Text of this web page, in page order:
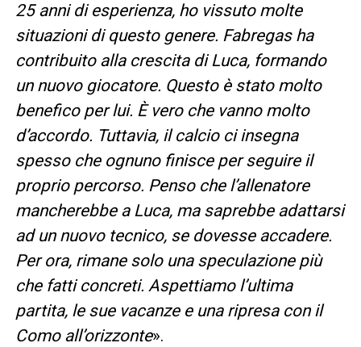
25 anni di esperienza, ho vissuto molte
situazioni di questo genere. Fabregas ha
contribuito alla crescita di Luca, formando
un nuovo giocatore. Questo è stato molto
benefico per lui. È vero che vanno molto
d’accordo. Tuttavia, il calcio ci insegna
spesso che ognuno finisce per seguire il
proprio percorso. Penso che l’allenatore
mancherebbe a Luca, ma saprebbe adattarsi
ad un nuovo tecnico, se dovesse accadere.
Per ora, rimane solo una speculazione più
che fatti concreti. Aspettiamo l’ultima
partita, le sue vacanze e una ripresa con il
Como all’orizzonte».